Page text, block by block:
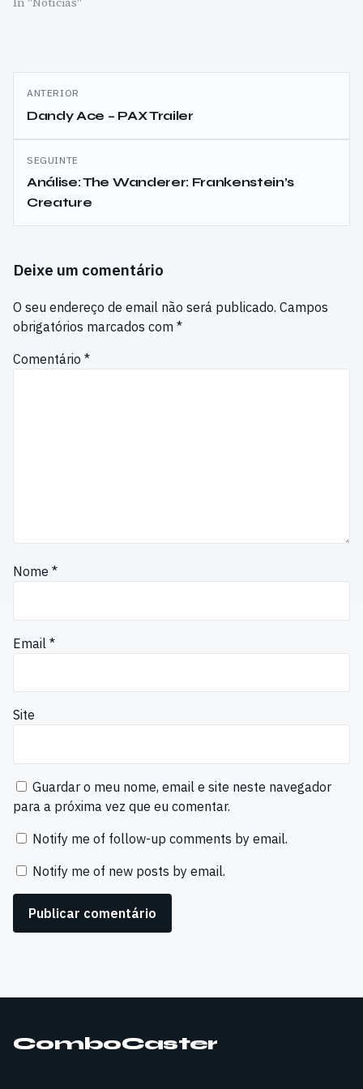
Navegação
de
artigos
ANTERIOR
Dandy Ace – PAX Trailer
SEGUINTE
Análise: The Wanderer: Frankenstein’s
Creature
Deixe um comentário
O seu endereço de email não será publicado. Campos
obrigatórios marcados com *
Comentário *
Nome *
Email *
Site
Guardar o meu nome, email e site neste navegador
para a próxima vez que eu comentar.
Notify me of follow-up comments by email.
Notify me of new posts by email.
ComboCaster